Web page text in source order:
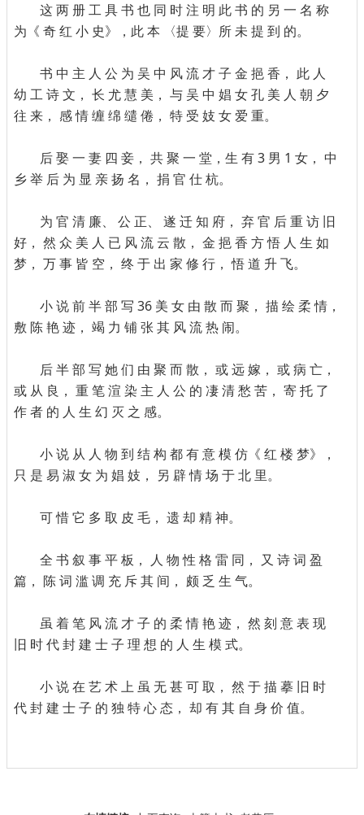
这 两 册 工 具 书 也 同 时 注 明 此 书 的 另 一 名 称
为《 奇 红 小 史》，此 本 〈提 要〉所 未 提 到 的。
书 中 主 人 公 为 吴 中 风 流 才 子 金 挹 香， 此 人
幼 工 诗 文， 长 尤 慧 美， 与 吴 中 娼 女 孔 美 人 朝 夕
往 来， 感 情 缠 绵 缱 倦， 特 受 妓 女 爱 重。
后 娶 一 妻 四 妾， 共 聚 一 堂，生 有 3 男 1 女， 中
乡 举 后 为 显 亲 扬 名， 捐 官 仕 杭。
为 官 清 廉、 公 正、 遂 迁 知 府， 弃 官 后 重 访 旧
好， 然 众 美 人 已 风 流 云 散， 金 挹 香 方 悟 人 生 如
梦， 万 事 皆 空， 终 于 出 家 修 行， 悟 道 升 飞。
小 说 前 半 部 写 36 美 女 由 散 而 聚， 描 绘 柔 情，
敷 陈 艳 迹， 竭 力 铺 张 其 风 流 热 闹。
后 半 部 写 她 们 由 聚 而 散， 或 远 嫁， 或 病 亡，
或 从 良， 重 笔 渲 染 主 人 公 的 凄 清 愁 苦， 寄 托 了
作 者 的 人 生 幻 灭 之 感。
小 说 从 人 物 到 结 构 都 有 意 模 仿《 红 楼 梦》，
只 是 易 淑 女 为 娼 妓， 另 辟 情 场 于 北 里。
可 惜 它 多 取 皮 毛， 遗 却 精 神。
全 书 叙 事 平 板， 人 物 性 格 雷 同， 又 诗 词 盈
篇， 陈 词 滥 调 充 斥 其 间， 颇 乏 生 气。
虽 着 笔 风 流 才 子 的 柔 情 艳 迹， 然 刻 意 表 现
旧 时 代 封 建 士 子 理 想 的 人 生 模 式。
小 说 在 艺 术 上 虽 无 甚 可 取， 然 于 描 摹 旧 时
代 封 建 士 子 的 独 特 心 态， 却 有 其 自 身 价 值。